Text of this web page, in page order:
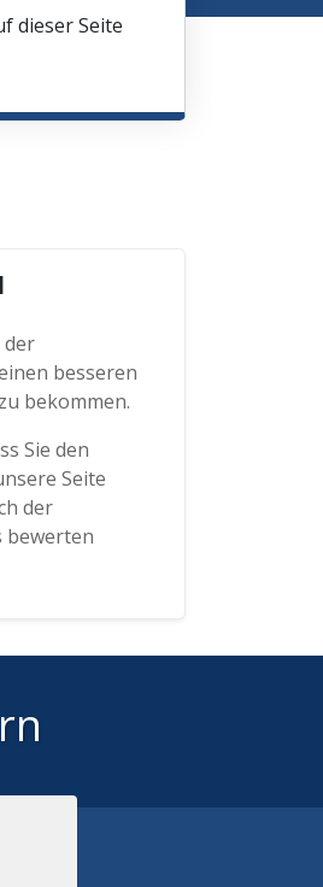
dieser Seite
der
besseren
bekommen.
Sie den
Seite
der
bewerten